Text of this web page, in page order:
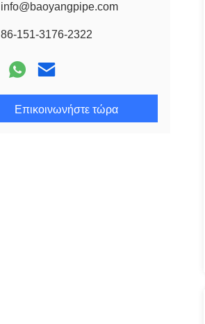
info@baoyangpipe.com
86-151-3176-2322
Επικοινωνήστε τώρα